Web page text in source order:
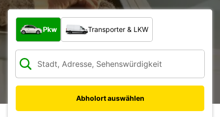
Welche Art von Fahrzeug?
Pkw Transporter & LKW
Abholort auswählen